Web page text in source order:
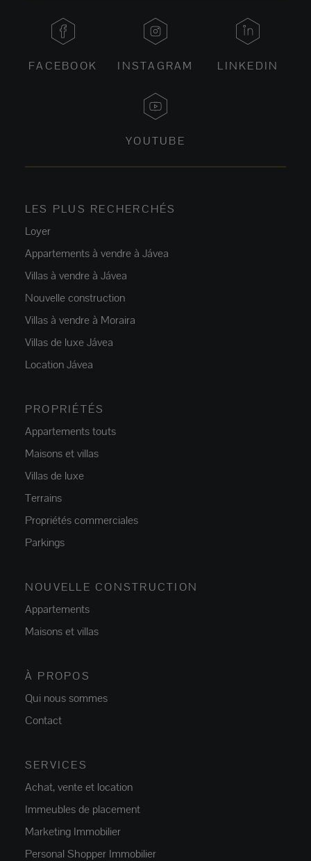
FACEBOOK INSTAGRAM LINKEDIN
YOUTUBE
LES PLUS RECHERCHÉS
Loyer
Appartements à vendre à Jávea
Villas à vendre à Jávea
Nouvelle construction
Villas à vendre à Moraira
Villas de luxe Jávea
Location Jávea
PROPRIÉTÉS
Appartements touts
Maisons et villas
Villas de luxe
Terrains
Propriétés commerciales
Parkings
NOUVELLE CONSTRUCTION
Appartements
Maisons et villas
À PROPOS
Qui nous sommes
Contact
SERVICES
Achat, vente et location
Immeubles de placement
Marketing Immobilier
Personal Shopper Immobilier